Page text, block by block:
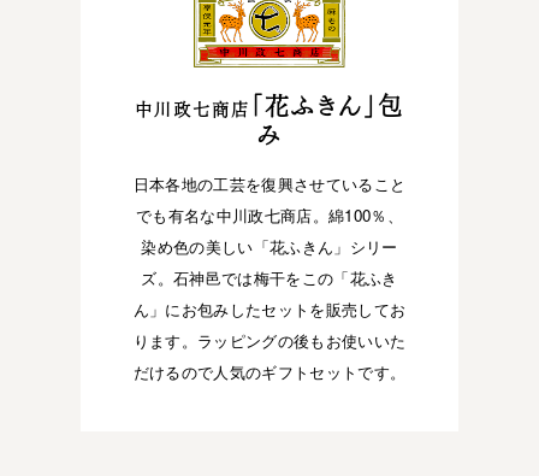
中川政七商店
「花ふきん」包
み
日本各地の工芸を復興させていること
でも有名な中川政七商店。綿100％、
染め色の美しい「花ふきん」シリー
ズ。石神邑では梅干をこの「花ふき
ん」にお包みしたセットを販売してお
ります。ラッピングの後もお使いいた
だけるので人気のギフトセットです。